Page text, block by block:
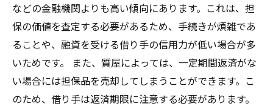
などの金融機関よりも高い傾向にあります。これは、担
保の価値を査定する必要があるため、手続きが煩雑であ
ることや、融資を受ける借り手の信用力が低い場合が多
いためです。 また、質屋によっては、一定期間返済がな
い場合には担保品を売却してしまうことができます。こ
のため、借り手は返済期限に注意する必要があります。